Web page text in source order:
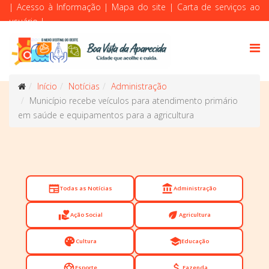
| Acesso à Informação | Mapa do site | Carta de serviços ao
usuário|
Início Notícias
Administração
Município recebe veículos para atendimento primário
em saúde e equipamentos para a agricultura
newspaperTodas as Notícias account_balanceAdministração
volunteer_activismAção Social eco Agricultura
paletteCultura schoolEducação